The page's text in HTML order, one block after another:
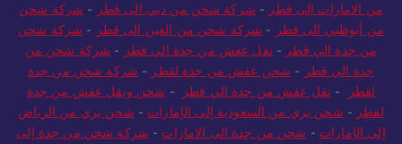
من الامارات الى قطر - شركة شحن من دبي الى قطر - شركة شحن
من أبوظبي الى قطر - شركة شحن من العين الى قطر - شركة شحن
من جدة الي قطر - نقل عفش من جدة الي قطر - شركة شحن من
جدة الي قطر - شحن عفش من جدة لقطر - شركة شحن من جدة
لقطر
- نقل عفش من جدة الي قطر - شحن ونقل عفش من جدة
لقطر - شحن بري من السعودية إلى الإمارات - شحن بري من الرياض
إلى الإمارات - شحن من جدة الى الامارات - شركة شحن من جدة إلى